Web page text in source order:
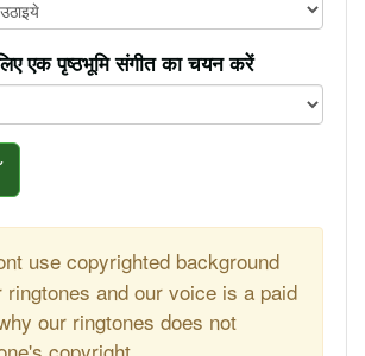
एक पृष्ठभूमि संगीत का चयन करें
use copyrighted background
ringtones and our voice is a paid
our ringtones does not
copyright.